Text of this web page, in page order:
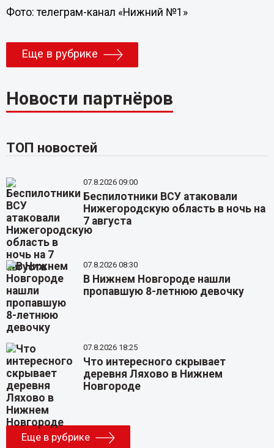
Фото: телеграм-канал «Нижний №1»
Еще в рубрике
Новости партнёров
ТОП новостей
07.8.2026 09:00
Беспилотники ВСУ атаковали
Нижегородскую область в ночь на
7 августа
07.8.2026 08:30
В Нижнем Новгороде нашли
пропавшую 8-летнюю девочку
07.8.2026 18:25
Что интересного скрывает
деревня Ляхово в Нижнем
Новгороде
Еще в рубрике